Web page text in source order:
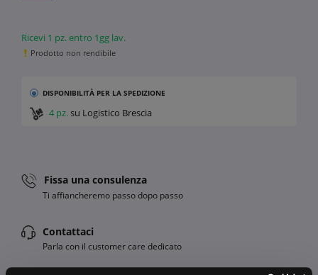
Ricevi 1 pz. entro 1gg lav.
Prodotto non rendibile
DISPONIBILITÀ PER LA SPEDIZIONE
4 pz.su Logistico Brescia
Fissa una consulenza
Ti affiancheremo passo dopo passo
Contattaci
Parla con il customer care dedicato